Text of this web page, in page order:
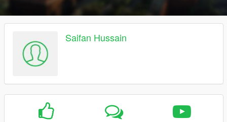
Saifan Hussain